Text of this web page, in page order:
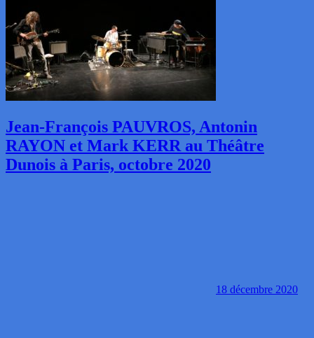
Jean-François PAUVROS, Antonin
RAYON et Mark KERR au Théâtre
Dunois à Paris, octobre 2020
18 décembre 2020